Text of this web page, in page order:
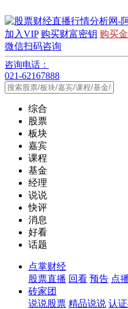
加入VIP 购买财富密钥 购买
微信扫码咨询
咨询电话：
021-62167888
综合
股票
板块
嘉宾
课程
基金
经理
说说
快评
消息
好看
话题
点掌财经
股票直播 回看 预告 点
砖家团
说说股票 精品说说 认